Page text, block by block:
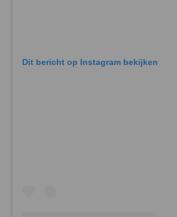
Dit bericht op Instagram bekijken